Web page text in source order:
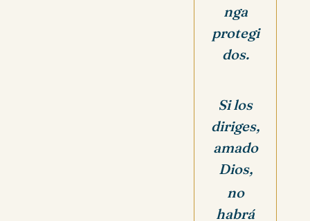
nga
protegi
dos.
Si los
diriges,
amado
Dios,
no
habrá